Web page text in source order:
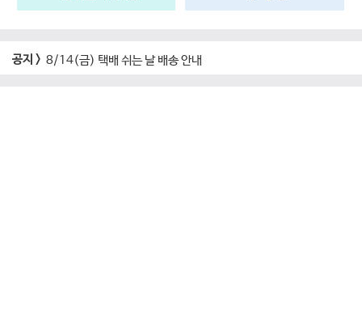
공지 > 8/14(금) 택배 쉬는 날 배송 안내